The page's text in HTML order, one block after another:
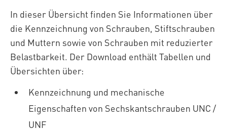
In dieser Übersicht finden Sie Informationen über
die Kennzeichnung von Schrauben, Stiftschrauben
und Muttern sowie von Schrauben mit reduzierter
Belastbarkeit. Der Download enthält Tabellen und
Übersichten über:
Kennzeichnung und mechanische
Eigenschaften von Sechskantschrauben UNC /
UNF